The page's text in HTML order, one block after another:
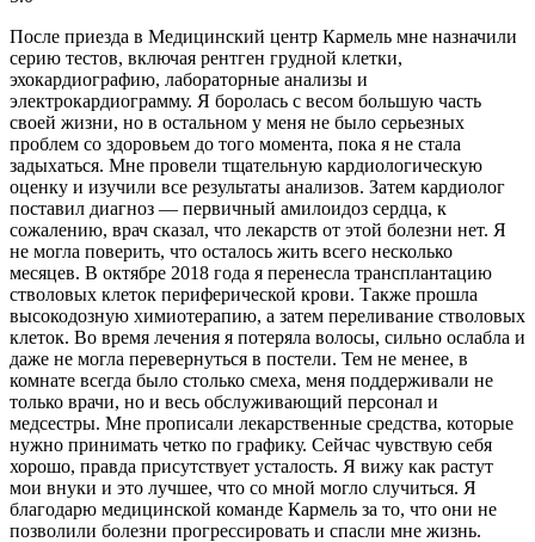
После приезда в Медицинский центр Кармель мне назначили
серию тестов, включая рентген грудной клетки,
эхокардиографию, лабораторные анализы и
электрокардиограмму. Я боролась с весом большую часть
своей жизни, но в остальном у меня не было серьезных
проблем со здоровьем до того момента, пока я не стала
задыхаться. Мне провели тщательную кардиологическую
оценку и изучили все результаты анализов. Затем кардиолог
поставил диагноз — первичный амилоидоз сердца, к
сожалению, врач сказал, что лекарств от этой болезни нет. Я
не могла поверить, что осталось жить всего несколько
месяцев. В октябре 2018 года я перенесла трансплантацию
стволовых клеток периферической крови. Также прошла
высокодозную химиотерапию, а затем переливание стволовых
клеток. Во время лечения я потеряла волосы, сильно ослабла и
даже не могла перевернуться в постели. Тем не менее, в
комнате всегда было столько смеха, меня поддерживали не
только врачи, но и весь обслуживающий персонал и
медсестры. Мне прописали лекарственные средства, которые
нужно принимать четко по графику. Сейчас чувствую себя
хорошо, правда присутствует усталость. Я вижу как растут
мои внуки и это лучшее, что со мной могло случиться. Я
благодарю медицинской команде Кармель за то, что они не
позволили болезни прогрессировать и спасли мне жизнь.